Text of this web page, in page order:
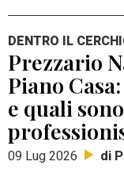
DENTRO IL
Prezzario
Piano
e quali
09 Lug 2026 di